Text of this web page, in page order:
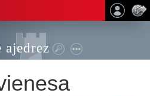
ajedrez